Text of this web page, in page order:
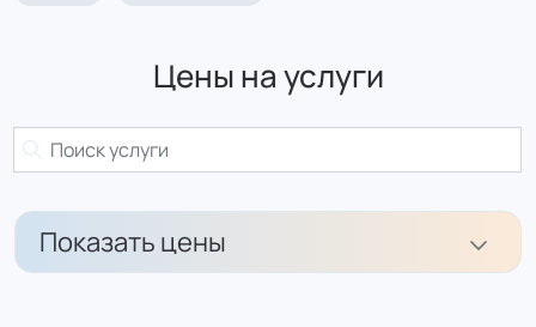
Цены на услуги
Показать цены